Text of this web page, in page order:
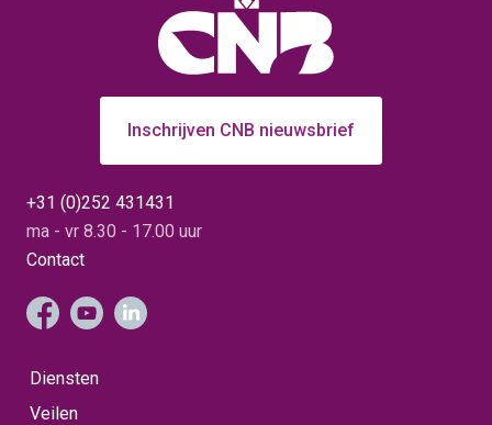
Inschrijven CNB nieuwsbrief
+31 (0)252 431431
ma - vr 8.30 - 17.00 uur
Contact
Diensten
Veilen